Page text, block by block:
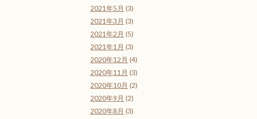
2021年5月 (3)
2021年3月 (3)
2021年2月 (5)
2021年1月 (3)
2020年12月 (4)
2020年11月 (3)
2020年10月 (2)
2020年9月 (2)
2020年8月 (3)